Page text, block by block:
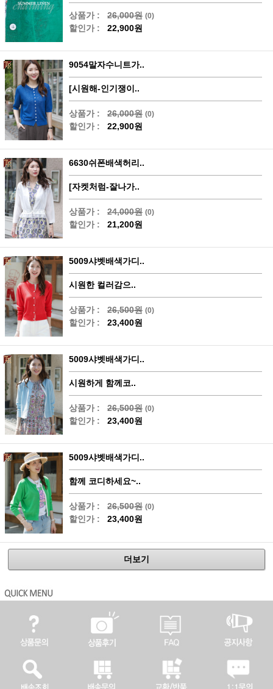
상품가 : 26,000원 (0)
할인가 : 22,900원
9054말자수니트가..
[시원해-인기쟁이..
상품가 : 26,000원 (0)
할인가 : 22,900원
6630쉬폰배색허리..
[자켓처럼-잘나가..
상품가 : 24,000원 (0)
할인가 : 21,200원
5009샤벳배색가디..
시원한 컬러감으..
상품가 : 26,500원 (0)
할인가 : 23,400원
5009샤벳배색가디..
시원하게 함께코..
상품가 : 26,500원 (0)
할인가 : 23,400원
5009샤벳배색가디..
함께 코디하세요~..
상품가 : 26,500원 (0)
할인가 : 23,400원
더보기